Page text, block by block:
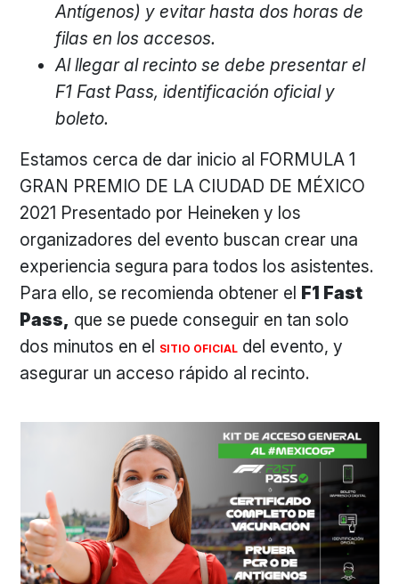
Antígenos) y evitar hasta dos horas de
filas en los accesos.
Al llegar al recinto se debe presentar el
F1 Fast Pass, identificación oficial y
boleto.
Estamos cerca de dar inicio al FORMULA 1
GRAN PREMIO DE LA CIUDAD DE MÉXICO
2021 Presentado por Heineken y los
organizadores del evento buscan crear una
experiencia segura para todos los asistentes.
Para ello, se recomienda obtener el F1 Fast
Pass, que se puede conseguir en tan solo
dos minutos en el SITIO OFICIAL del evento, y
asegurar un acceso rápido al recinto.